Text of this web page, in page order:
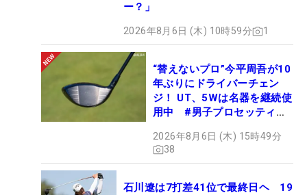
ー？」
2026年8月6日 (木) 10時59分 1
“替えないプロ”今平周吾が10
年ぶりにドライバーチェン
ジ！ UT、5Wは名器を継続使
用中 #男子プロセッティン
2026年8月6日 (木) 15時49分
38
石川遼は7打差41位で最終日ヘ 19